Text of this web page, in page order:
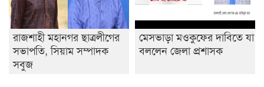
রাজশাহী মহানগর ছাত্রলীগের
সভাপতি, সিয়াম সম্পাদক
সবুজ
মেসভাড়া মওকুফের দাবিতে যা
বললেন জেলা প্রশাসক